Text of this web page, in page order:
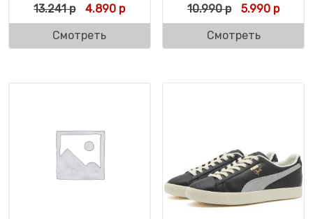
13.241р Первоначальная цена составляла 13.241
4.890 рТекущая цена: 4.890 р.
Смотреть
10.990р 5.990 р
Смотреть